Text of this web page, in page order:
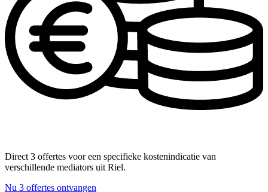
Direct 3 offertes voor een specifieke kostenindicatie van
verschillende mediators uit Riel.
Nu 3 offertes ontvangen